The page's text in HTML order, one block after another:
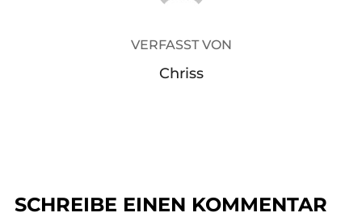
VERFASST VON
Chriss
SCHREIBE EINEN KOMMENTAR